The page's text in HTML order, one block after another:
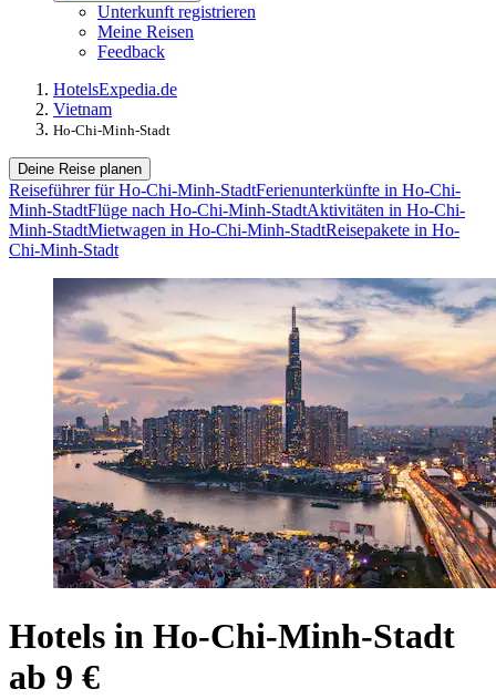
Unterkunft registrieren
Meine Reisen
Feedback
HotelsExpedia.de
Vietnam
Ho-Chi-Minh-Stadt
Deine Reise planen
Reiseführer für Ho-Chi-Minh-StadtFerienunterkünfte in Ho-Chi-
Minh-StadtFlüge nach Ho-Chi-Minh-StadtAktivitäten in Ho-Chi-
Minh-StadtMietwagen in Ho-Chi-Minh-StadtReisepakete in Ho-
Chi-Minh-Stadt
Hotels in Ho-Chi-Minh-Stadt
ab 9 €